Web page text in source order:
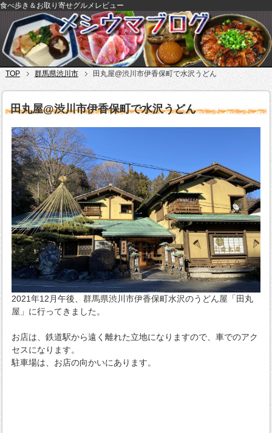
食べ歩き＆お取り寄せグルメレビュー
TOP 群馬県渋川市 田丸屋@渋川市伊香保町で水沢うどん
田丸屋@渋川市伊香保町で水沢うどん
2021年12月午後、群馬県渋川市伊香保町水沢のうどん屋「田丸
屋」に行ってきました。
お店は、鉄道駅から遠く離れた立地になりますので、車でのアク
セスになります。
駐車場は、お店の向かいにあります。